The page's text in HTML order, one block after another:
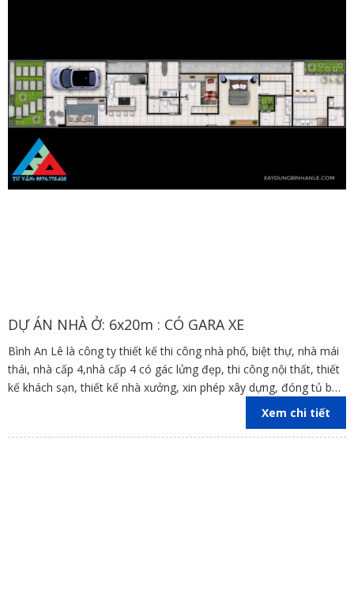
DỰ ÁN NHÀ Ở: 6x20m : CÓ GARA XE
Bình An Lê là công ty thiết kế thi công nhà phố, biệt thự, nhà mái
thái, nhà cấp 4,nhà cấp 4 có gác lửng đẹp, thi công nội thất, thiết
kế khách sạn, thiết kế nhà xưởng, xin phép xây dựng, đóng tủ bếp
trên địa bàn các tỉnh Đồng Nai, Bình Dương, TP Hồ Chí Minh,
Xem chi tiết